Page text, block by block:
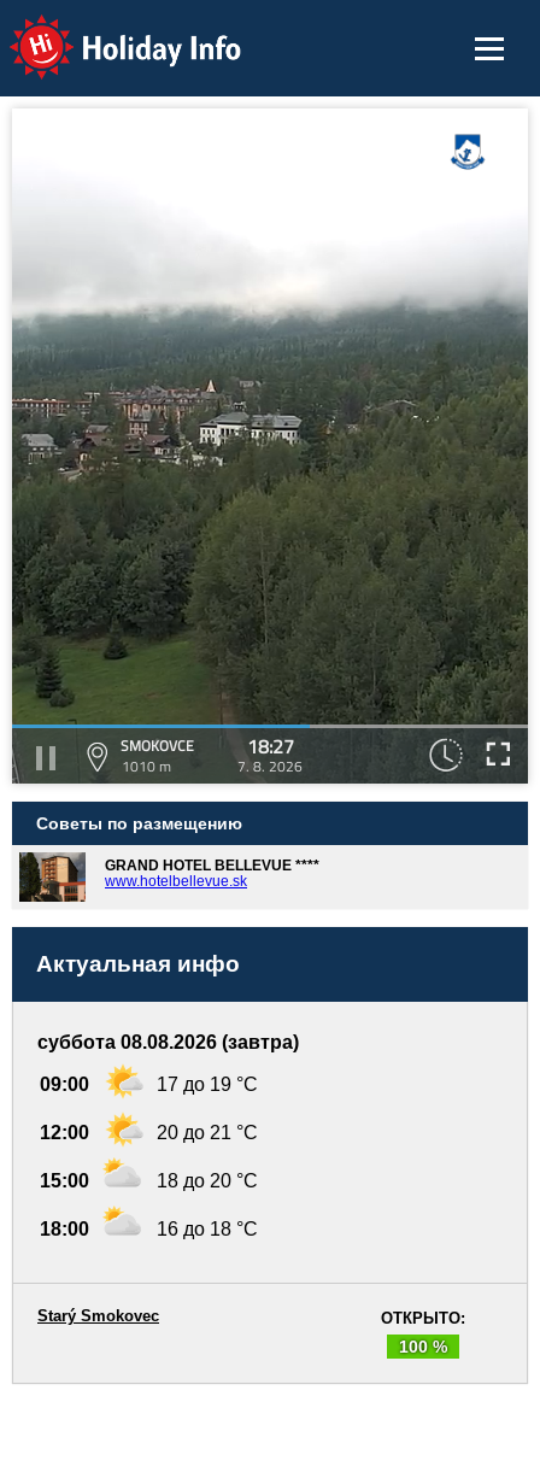
Holiday Info
SMOKOVCE
1010 m
18:27
7. 8. 2026
Советы по размещению
GRAND HOTEL BELLEVUE ****
www.hotelbellevue.sk
Актуальная инфо
суббота 08.08.2026 (завтра)
09:00 17 до 19 °C
12:00 20 до 21 °C
15:00 18 до 20 °C
18:00 16 до 18 °C
ОТКРЫТО:
100 %
Starý Smokovec